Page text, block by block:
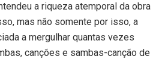
a riqueza atemporal da obra
mas não somente por isso, a
a mergulhar quantas vezes
canções e sambas-canção de